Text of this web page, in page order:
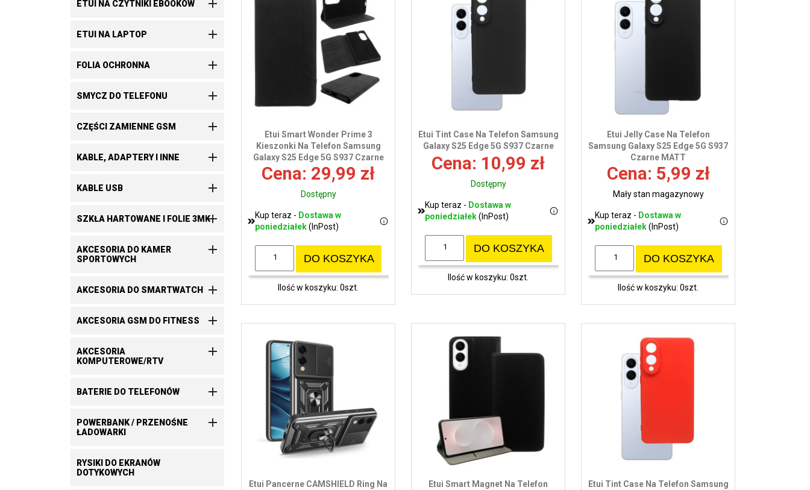
ETUI NA CZYTNIKI EBOOKÓW 
ETUI NA LAPTOP 
FOLIA OCHRONNA 
SMYCZ DO TELEFONU 
CZĘŚCI ZAMIENNE GSM 
KABLE, ADAPTERY I INNE 
KABLE USB 
SZKŁA HARTOWANE I FOLIE 3MK
AKCESORIA DO KAMER
SPORTOWYCH

AKCESORIA DO SMARTWATCH 
AKCESORIA GSM DO FITNESS 
AKCESORIA
KOMPUTEROWE/RTV

BATERIE DO TELEFONÓW 
POWERBANK / PRZENOŚNE
ŁADOWARKI

RYSIKI DO EKRANÓW
DOTYKOWYCH
Etui Smart Wonder Prime 3
Kieszonki Na Telefon Samsung
Galaxy S25 Edge 5G S937 Czarne
Cena: 29,99 zł
Dostępny
Kup teraz - Dostawa w
poniedziałek(InPost)
DO KOSZYKA
Ilość w koszyku: 0szt.
Etui Tint Case Na Telefon Samsung
Galaxy S25 Edge 5G S937 Czarne
Cena: 10,99 zł
Dostępny
Kup teraz - Dostawa w
poniedziałek(InPost)
DO KOSZYKA
Ilość w koszyku: 0szt.
Etui Jelly Case Na Telefon
Samsung Galaxy S25 Edge 5G S937
Czarne MATT
Cena: 5,99 zł
Mały stan magazynowy
Kup teraz - Dostawa w
poniedziałek(InPost)
DO KOSZYKA
Ilość w koszyku: 0szt.
Etui Pancerne CAMSHIELD Ring Na
Etui Smart Magnet Na Telefon
Etui Tint Case Na Telefon Samsung